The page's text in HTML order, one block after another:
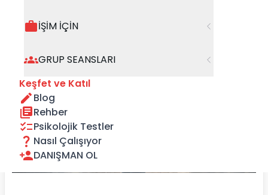
İŞİM İÇİN
GRUP SEANSLARI
Keşfet ve Katıl
Blog
Rehber
Psikolojik Testler
Nasıl Çalışıyor
DANIŞMAN OL